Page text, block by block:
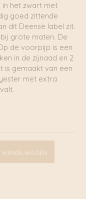
in het zwart met
goed zittende
dit Deense label zit.
grote maten. De
de voorpijp is een
in de zijnaad en 2
is gemaakt van een
met extra